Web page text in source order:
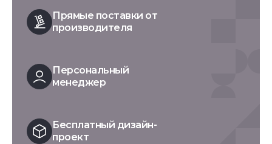
Прямые поставки от
производителя
Персональный
менеджер
Бесплатный дизайн-
проект